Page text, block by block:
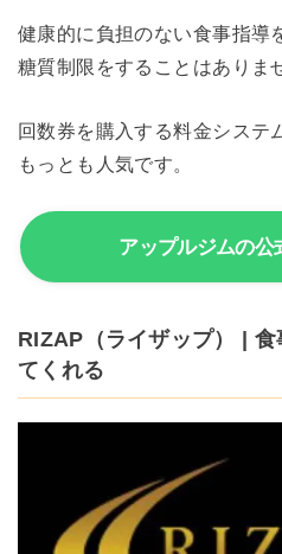
健康的に負担のない食事指導
糖質制限をすることはありま
回数券を購入する料金システ
もっとも人気です。
アップルジムの公
RIZAP（ライザップ） |
てくれる